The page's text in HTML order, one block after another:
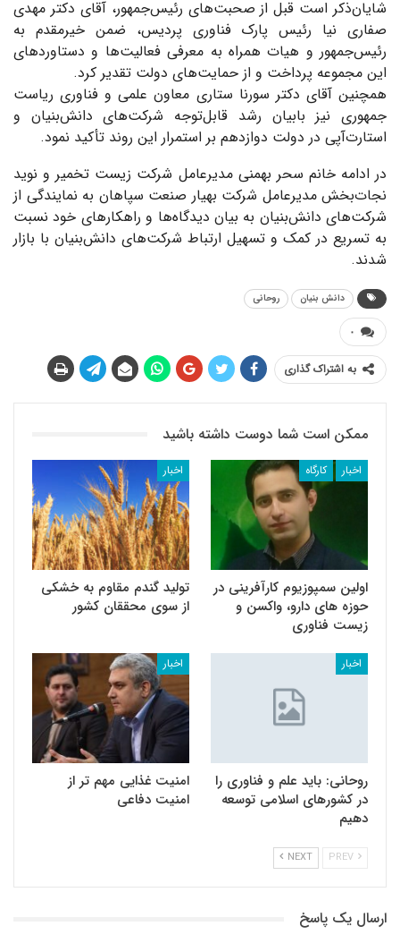
شایان‌ذکر است قبل از صحبت‌های رئیس‌جمهور، آقای دکتر مهدی
صفاری نیا رئیس پارک فناوری پردیس، ضمن خیرمقدم به
رئیس‌جمهور و هیات همراه به معرفی فعالیت‌ها و دستاوردهای
این مجموعه پرداخت و از حمایت‌های دولت تقدیر کرد.
همچنین آقای دکتر سورنا ستاری معاون علمی و فناوری ریاست
جمهوری نیز بابیان رشد قابل‌توجه شرکت‌های دانش‌بنیان و
استارت‌آپی در دولت دوازدهم بر استمرار این روند تأکید نمود.
در ادامه خانم سحر بهمنی مدیرعامل شرکت زیست تخمیر و نوید
نجات‌بخش مدیرعامل شرکت بهیار صنعت سپاهان به نمایندگی از
شرکت‌های دانش‌بنیان به بیان دیدگا‌ه‌ها و راهکار‌های خود نسبت
به تسریع در کمک و تسهیل ارتباط شرکت‌های دانش‌بنیان با بازار
شدند.
دانش بنیان روحانی
۰
به اشتراک گذاری
ممکن است شما دوست داشته باشید
اخبار کارگاه
اولین سمپوزیوم کارآفرینی در
حوزه های دارو، واکسن و
زیست فناوری
اخبار
تولید گندم‌ مقاوم به خشکی
از سوی محققان کشور
اخبار
روحانی: باید علم و فناوری را
در کشورهای اسلامی توسعه
دهیم
اخبار
امنیت غذایی مهم تر از
امنیت دفاعی
NEXT
ارسال یک پاسخ